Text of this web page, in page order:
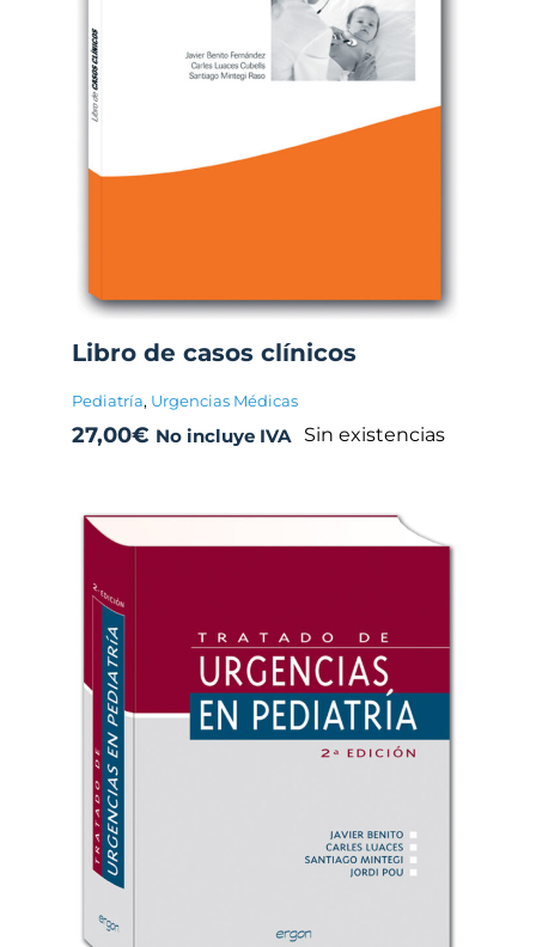
Libro de casos clínicos
Pediatría, Urgencias Médicas
27,00€ No incluye IVA Sin existencias